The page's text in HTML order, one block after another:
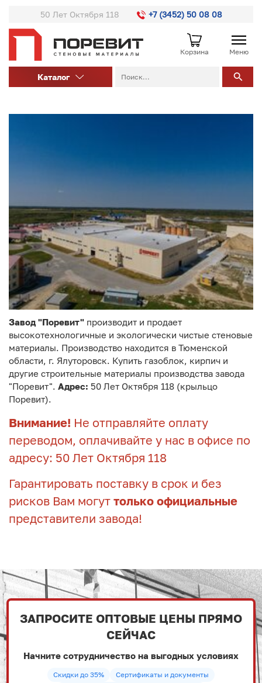
50 Лет Октября 118 +7 (3452) 50 08 08
Корзина Меню
Каталог
Завод "Поревит" производит и продает
высокотехнологичные и экологически чистые стеновые
материалы. Производство находится в Тюменской
области, г. Ялуторовск. Купить газоблок, кирпич и
другие строительные материалы производства завода
"Поревит". Адрес: 50 Лет Октября 118 (крыльцо
Поревит).
Внимание! Не отправляйте оплату
переводом, оплачивайте у нас в офисе по
адресу: 50 Лет Октября 118
Гарантировать поставку в срок и без
рисков Вам могут только официальные
представители завода!
ЗАПРОСИТЕ ОПТОВЫЕ ЦЕНЫ ПРЯМО
СЕЙЧАС
Начните сотрудничество на выгодных условиях
Скидки до 35%
Сертификаты и документы